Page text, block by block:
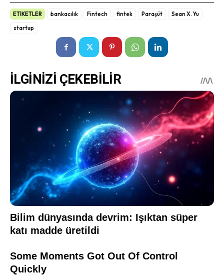
ETİKETLER bankacılık Fintech fintek Paraşüt
Sean X. Yu
startup